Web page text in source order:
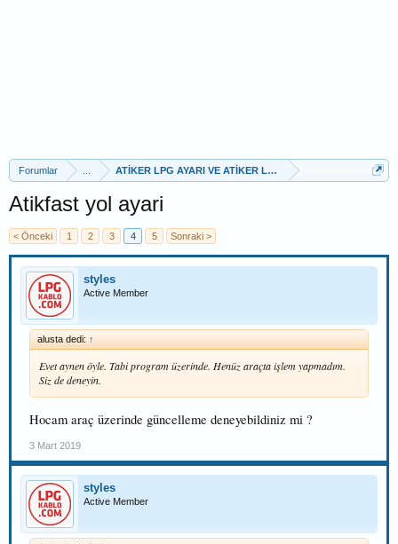
Forumlar ATİKER LPG AYARI VE ATİKER LPG PROGRAM
Atikfast yol ayari
< Önceki 1 2 3 4 5 Sonraki >
styles
Active Member
alusta dedi: ↑
Evet aynen öyle. Tabi program üzerinde. Henüz araçta işlem yapmadım.
Siz de deneyin.
Hocam araç üzerinde güncelleme deneyebildiniz mi ?
3 Mart 2019
styles
Active Member